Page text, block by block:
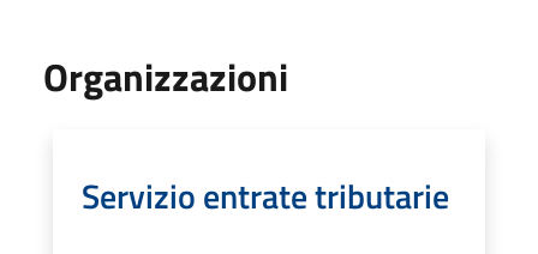
Organizzazioni
Servizio entrate tributarie